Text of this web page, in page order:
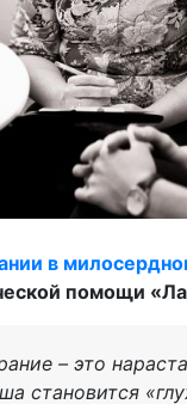
в
помощи
– это
становится